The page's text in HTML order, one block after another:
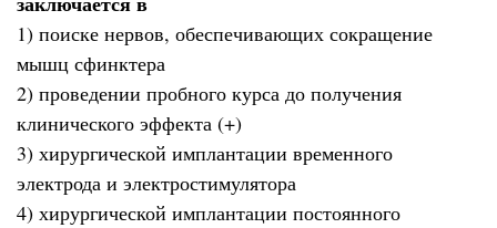
1) поиске нервов, обеспечивающих сокращение
мышц сфинктера
2) проведении пробного курса до получения
клинического эффекта (+)
3) хирургической имплантации временного
электрода и электростимулятора
4) хирургической имплантации постоянного